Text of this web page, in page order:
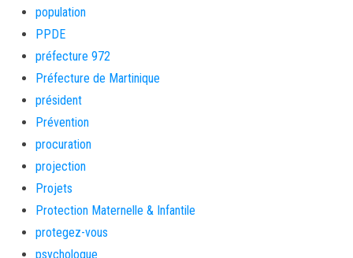
population
PPDE
préfecture 972
Préfecture de Martinique
président
Prévention
procuration
projection
Projets
Protection Maternelle & Infantile
protegez-vous
psychologue